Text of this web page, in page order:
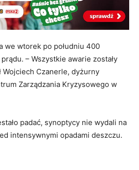
we wtorek po południu 400
– Wszystkie awarie zostały
Wojciech Czanerle, dyżurny
Zarządzania Kryzysowego w
padać, synoptycy nie wydali na
intensywnymi opadami deszczu.